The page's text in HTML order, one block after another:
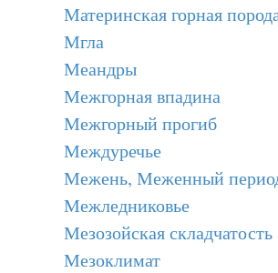
Материнская горная
Мгла
Меандры
Межгорная впадина
Межгорный прогиб
Междуречье
Межень, Меженный
Межледниковье
Мезозойская складчатость
Мезоклимат